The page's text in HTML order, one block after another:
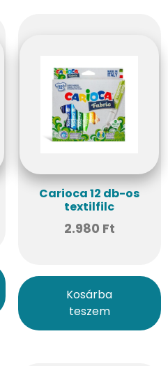
Carioca 12 db-os
textilfilc
2.980 Ft
Kosárba
teszem